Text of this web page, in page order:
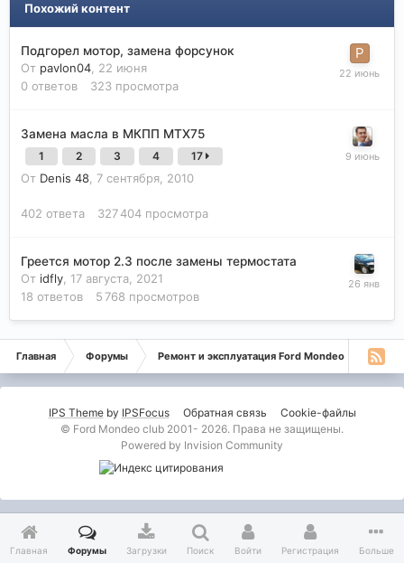
Похожий контент
Подгорел мотор, замена форсунок
От pavlon04, 22 июня
0 ответов 323 просмотра
Замена масла в МКПП МТХ75
1 2 3 4 17
От Denis 48, 7 сентября, 2010
402 ответа 327 404 просмотра
Греется мотор 2.3 после замены термостата
От idfly, 17 августа, 2021
18 ответов 5 768 просмотров
Главная Форумы Ремонт и эксплуатация Ford Mondeo
IPS Themeby IPSFocus Обратная связь
Cookie-файлы
© Ford Mondeo club 2001- 2026. Права не защищены.
Powered by Invision Community
Главная Форумы Загрузки Поиск Войти Регистрация Больше